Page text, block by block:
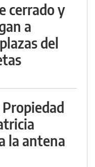
cerrado y
a
del
la antena